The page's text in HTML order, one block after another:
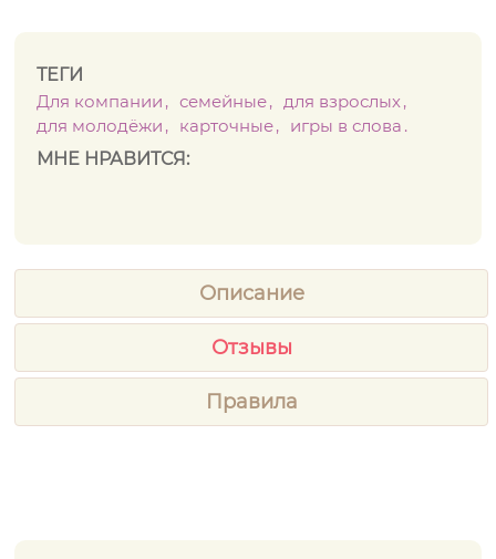
ТЕГИ
Для компании
семейные
для взрослых
для молодёжи
карточные
игры в слова
МНЕ НРАВИТСЯ:
Описание
Отзывы
Правила